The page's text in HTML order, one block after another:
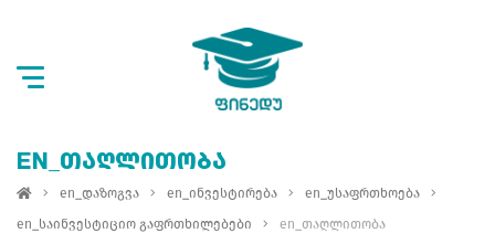
EN_ᲗᲐᲦᲚᲘᲗᲝᲑᲐ
en_დაზოგვა en_ინვესტირება
en_უსაფრთხოება
en_საინვესტიციო გაფრთხილებები
en_თაღლითობა